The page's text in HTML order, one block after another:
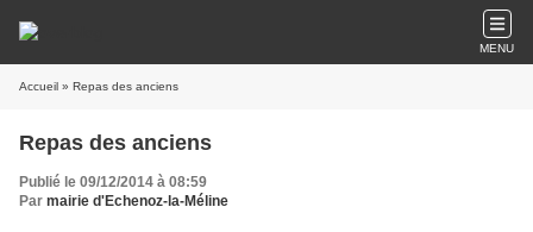
MENU
Accueil » Repas des anciens
Repas des anciens
Publié le 09/12/2014 à 08:59
Par mairie d'Echenoz-la-Méline